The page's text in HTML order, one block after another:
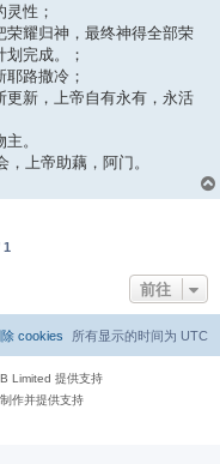
性；
荣耀归神，最终神得全部荣
完成。；
路撒冷；
更新，上帝自有永有，永活
。
上帝助藕，阿门。
1
前往
所有显示的时间为 UTC
cookies
Limited 提供支持
制作并提供支持